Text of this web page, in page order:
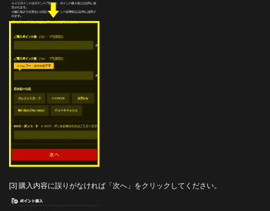
[3] 購入内容に誤りがなければ「次へ」をクリックしてください。